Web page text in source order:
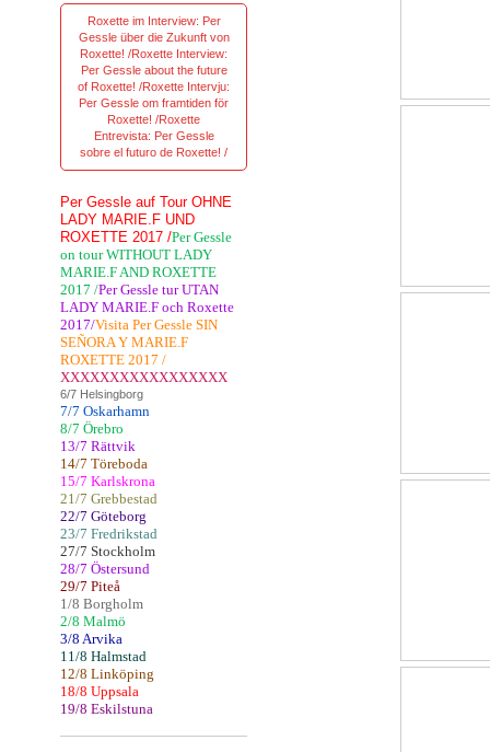
Roxette im Interview: Per
Gessle über die Zukunft von
Roxette! /Roxette Interview:
Per Gessle about the future
of Roxette! /Roxette Intervju:
Per Gessle om framtiden för
Roxette! /Roxette
Entrevista: Per Gessle
sobre el futuro de Roxette! /
Per Gessle auf Tour OHNE
LADY MARIE.F UND
ROXETTE 2017 /Per Gessle
on tour WITHOUT LADY
MARIE.F AND ROXETTE
2017 /Per Gessle tur UTAN
LADY MARIE.F och Roxette
2017/Visita Per Gessle SIN
SEÑORA Y MARIE.F
ROXETTE 2017 /
XXXXXXXXXXXXXXXXX
6/7 Helsingborg
7/7 Oskarhamn
8/7 Örebro
13/7 Rättvik
14/7 Töreboda
15/7 Karlskrona
21/7 Grebbestad
22/7 Göteborg
23/7 Fredrikstad
27/7 Stockholm
28/7 Östersund
29/7 Piteå
1/8 Borgholm
2/8 Malmö
3/8 Arvika
11/8 Halmstad
12/8 Linköping
18/8 Uppsala
19/8 Eskilstuna